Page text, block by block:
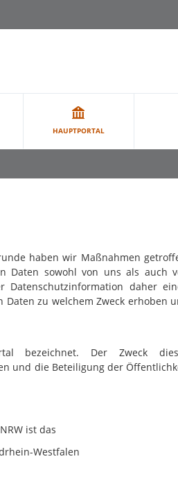
HAUPTPORTAL
haben wir Maßnahmen
Daten sowohl von uns als auch
daher
zu welchem Zweck erhoben
bezeichnet. Der Zweck
und die Beteiligung der
ist das
Westfalen